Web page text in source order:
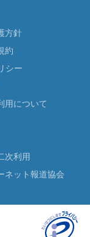
方針
約
シー
用について
次利用
ネット報道協会